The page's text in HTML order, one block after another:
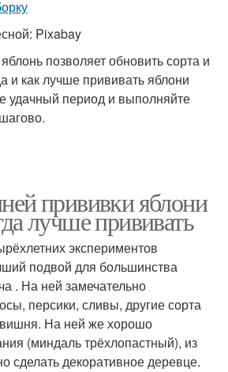
Pixabay
позволяет обновить сорта и
и как лучше прививать яблони
удачный период и выполняйте
прививки яблони
лучше прививать
экспериментов
подвой для большинства
. На ней замечательно
персики, сливы, другие сорта
На ней же хорошо
(миндаль трёхлопастный), из
сделать декоративное деревце.